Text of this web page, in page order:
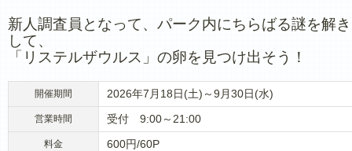
新人調査員となって、パーク内にちらばる謎を解
して、
「リステルザウルス」の卵を見つけ出そう！
開催期間 2026年7月18日(土)～9月30日(水)
営業時間 受付 9:00～21:00
料金 600円/60P